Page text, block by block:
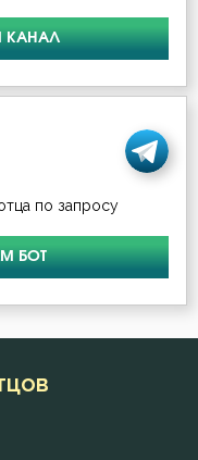
КАНАЛ
по запросу
БОТ